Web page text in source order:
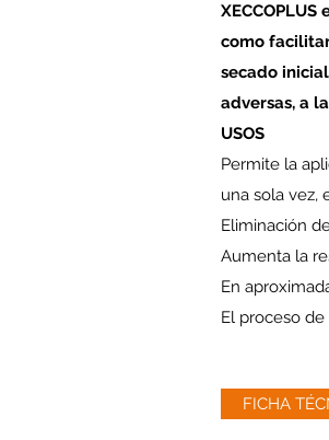
como
secado
adversas, a
USOS
Permite la
una sola vez,
Eliminación
Aumenta la
En
El proceso
FICHA